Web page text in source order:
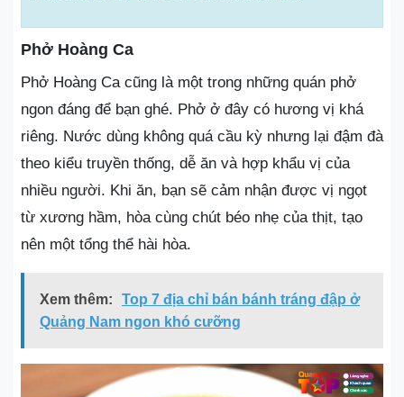
Phở Hoàng Ca
Phở Hoàng Ca cũng là một trong những quán phở
ngon đáng để bạn ghé. Phở ở đây có hương vị khá
riêng. Nước dùng không quá cầu kỳ nhưng lại đậm đà
theo kiểu truyền thống, dễ ăn và hợp khẩu vị của
nhiều người. Khi ăn, bạn sẽ cảm nhận được vị ngọt
từ xương hầm, hòa cùng chút béo nhẹ của thịt, tạo
nên một tổng thể hài hòa.
Xem thêm:
Top 7 địa chỉ bán bánh tráng đập ở
Quảng Nam ngon khó cưỡng